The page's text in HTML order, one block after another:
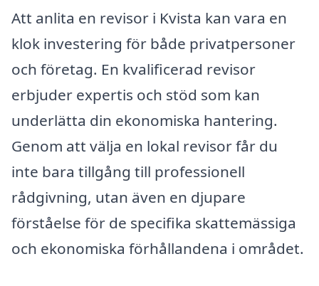
Att anlita en revisor i Kvista kan vara en
klok investering för både privatpersoner
och företag. En kvalificerad revisor
erbjuder expertis och stöd som kan
underlätta din ekonomiska hantering.
Genom att välja en lokal revisor får du
inte bara tillgång till professionell
rådgivning, utan även en djupare
förståelse för de specifika skattemässiga
och ekonomiska förhållandena i området.